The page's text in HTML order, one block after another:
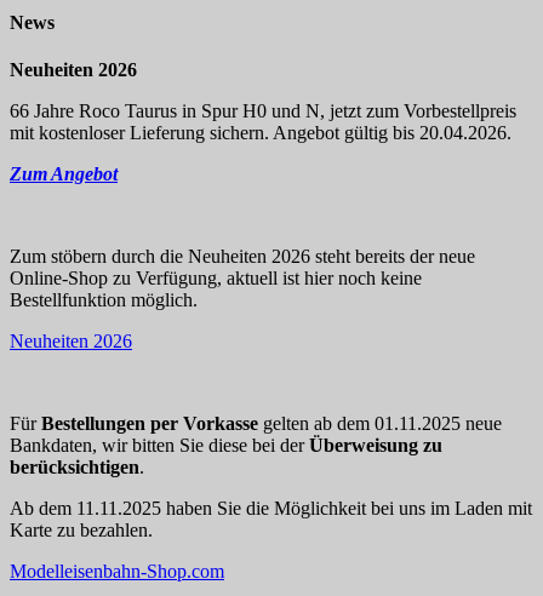
News
Neuheiten 2026
66 Jahre Roco Taurus in Spur H0 und N, jetzt zum Vorbestellpreis
mit kostenloser Lieferung sichern. Angebot gültig bis 20.04.2026.
Zum Angebot
Zum stöbern durch die Neuheiten 2026 steht bereits der neue
Online-Shop zu Verfügung, aktuell ist hier noch keine
Bestellfunktion möglich.
Neuheiten 2026
FürBestellungen per Vorkasse gelten ab dem 01.11.2025 neue
Bankdaten, wir bitten Sie diese bei derÜberweisung zu
berücksichtigen.
Ab dem 11.11.2025 haben Sie die Möglichkeit bei uns im Laden mit
Karte zu bezahlen.
Modelleisenbahn-Shop.com